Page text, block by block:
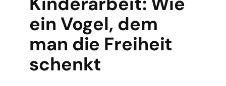
ein Vogel, dem
man die Freiheit
schenkt